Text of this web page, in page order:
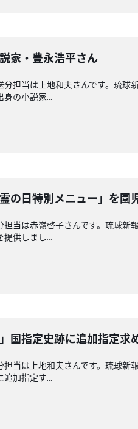
家・豊永浩平さん
担当は上地和夫さんです。琉球
の小説家...
の日特別メニュー」を園
当は赤嶺啓子さんです。琉球
供しまし...
国指定史跡に追加指定求
担当は上地和夫さんです。琉球
加指定す...